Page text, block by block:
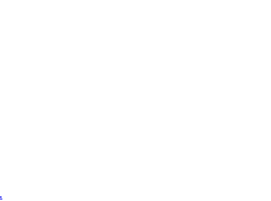
ثبت ٢٣١ مورد قتل زنان در افغانستان در پنج سال پس از بازگشت طالبان به قدرت.